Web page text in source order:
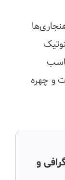
و چهره
و